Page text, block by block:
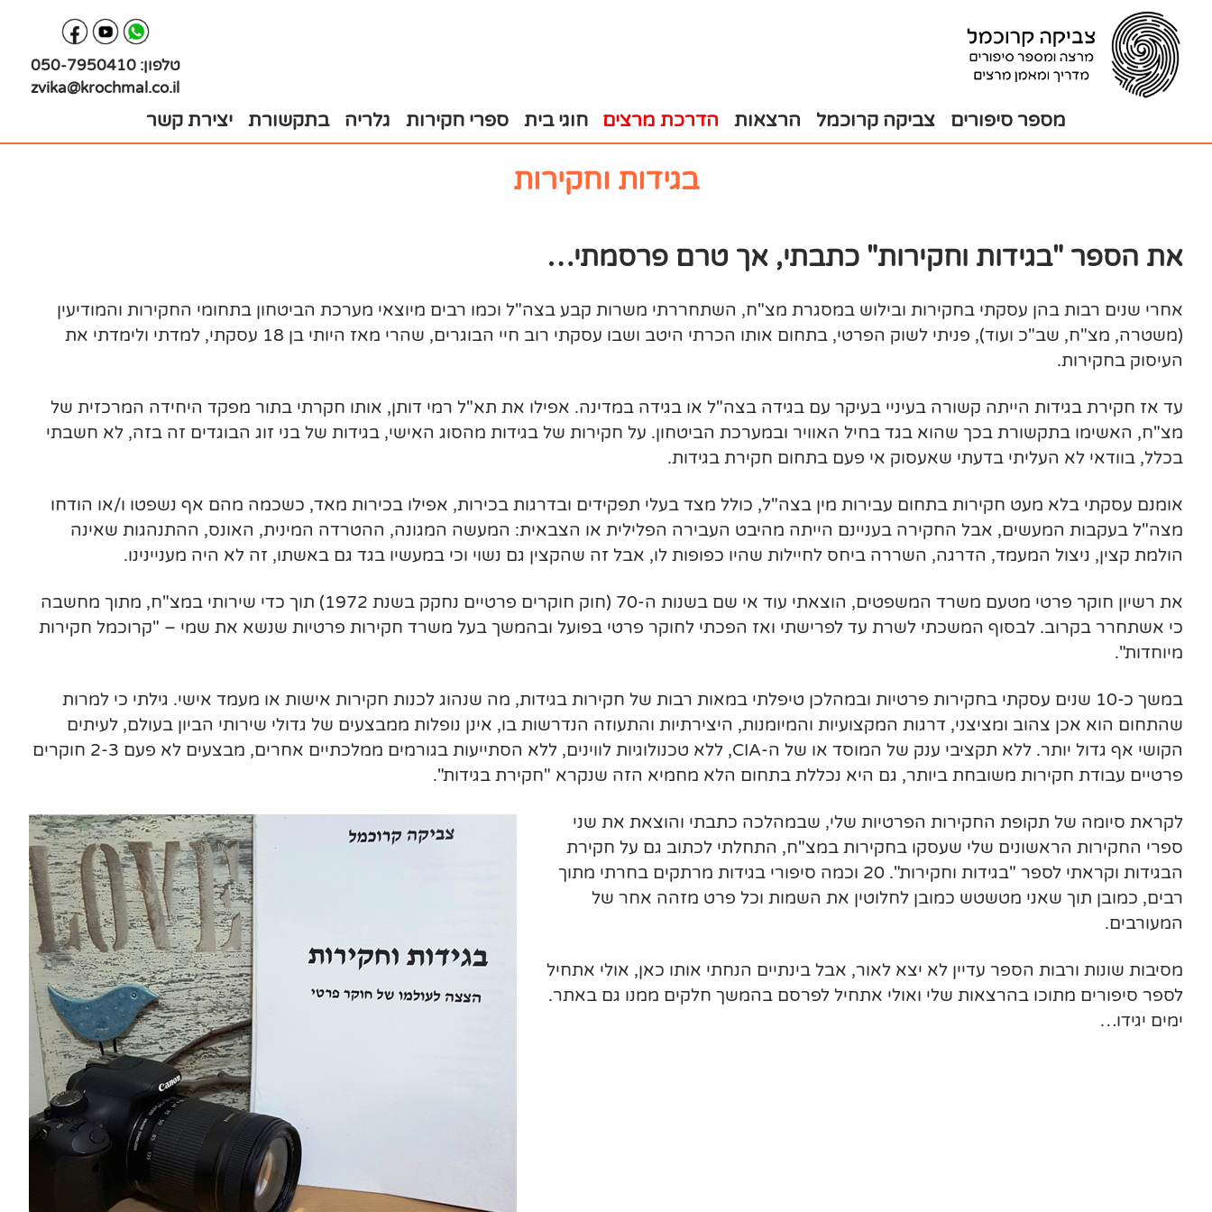
יצירת
קשר
עבור
לתוכן
מספר סיפורים צביקה קרוכמל הרצאות הדרכת מרצים חוגי בית ספרי חקירות גלריה בתקשורת יצירת קשר
טלפון:050-7950410
zvika@krochmal.co.il
בגידות וחקירות
את הספר "בגידות וחקירות" כתבתי, אך טרם פרסמתי…
אחרי שנים רבות בהן עסקתי בחקירות ובילוש במסגרת מצ"ח, השתחררתי משרות קבע בצה"ל וכמו רבים מיוצאי מערכת הביטחון בתחומי החקירות והמודיעין
(משטרה, מצ"ח, שב"כ ועוד), פניתי לשוק הפרטי, בתחום אותו הכרתי היטב ושבו עסקתי רוב חיי הבוגרים, שהרי מאז היותי בן 18 עסקתי, למדתי ולימדתי את
העיסוק בחקירות.
עד אז חקירת בגידות הייתה קשורה בעיניי בעיקר עם בגידה בצה"ל או בגידה במדינה. אפילו את תא"ל רמי דותן, אותו חקרתי בתור מפקד היחידה המרכזית של
מצ"ח, האשימו בתקשורת בכך שהוא בגד בחיל האוויר ובמערכת הביטחון. על חקירות של בגידות מהסוג האישי, בגידות של בני זוג הבוגדים זה בזה, לא חשבתי
בכלל, בוודאי לא העליתי בדעתי שאעסוק אי פעם בתחום חקירת בגידות.
אומנם עסקתי בלא מעט חקירות בתחום עבירות מין בצה"ל, כולל מצד בעלי תפקידים ובדרגות בכירות, אפילו בכירות מאד, כשכמה מהם אף נשפטו ו/או הודחו
מצה"ל בעקבות המעשים, אבל החקירה בעניינם הייתה מהיבט העבירה הפלילית או הצבאית: המעשה המגונה, ההטרדה המינית, האונס, ההתנהגות שאינה
הולמת קצין, ניצול המעמד, הדרגה, השררה ביחס לחיילות שהיו כפופות לו, אבל זה שהקצין גם נשוי וכי במעשיו בגד גם באשתו, זה לא היה מעניינינו.
את רשיון חוקר פרטי מטעם משרד המשפטים, הוצאתי עוד אי שם בשנות ה-70 (חוק חוקרים פרטיים נחקק בשנת 1972) תוך כדי שירותי במצ"ח, מתוך מחשבה
כי אשתחרר בקרוב. לבסוף המשכתי לשרת עד לפרישתי ואז הפכתי לחוקר פרטי בפועל ובהמשך בעל משרד חקירות פרטיות שנשא את שמי – "קרוכמל חקירות
מיוחדות".
במשך כ-10 שנים עסקתי בחקירות פרטיות ובמהלכן טיפלתי במאות רבות של חקירות בגידות, מה שנהוג לכנות חקירות אישות או מעמד אישי. גילתי כי למרות
שהתחום הוא אכן צהוב ומציצני, דרגות המקצועיות והמיומנות, היצירתיות והתעוזה הנדרשות בו, אינן נופלות ממבצעים של גדולי שירותי הביון בעולם, לעיתים
הקושי אף גדול יותר. ללא תקציבי ענק של המוסד או של ה-CIA, ללא טכנולוגיות לווינים, ללא הסתייעות בגורמים ממלכתיים אחרים, מבצעים לא פעם 2-3 חוקרים
פרטיים עבודת חקירות משובחת ביותר, גם היא נכללת בתחום הלא מחמיא הזה שנקרא "חקירת בגידות".
לקראת סיומה של תקופת החקירות הפרטיות שלי, שבמהלכה כתבתי והוצאת את שני
ספרי החקירות הראשונים שלי שעסקו בחקירות במצ"ח, התחלתי לכתוב גם על חקירת
הבגידות וקראתי לספר "בגידות וחקירות". 20 וכמה סיפורי בגידות מרתקים בחרתי מתוך
רבים, כמובן תוך שאני מטשטש כמובן לחלוטין את השמות וכל פרט מזהה אחר של
המעורבים.
מסיבות שונות ורבות הספר עדיין לא יצא לאור, אבל בינתיים הנחתי אותו כאן, אולי אתחיל
לספר סיפורים מתוכו בהרצאות שלי ואולי אתחיל לפרסם בהמשך חלקים ממנו גם באתר.
ימים יגידו…